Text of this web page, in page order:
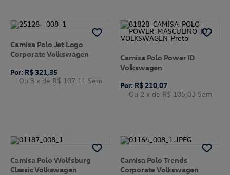
Camisa Polo Jet Logo
Corporate Volkswagen
Por: R$ 321,35
Ou 3 x de R$ 107,11 Sem
Juros
Camisa Polo Power ID
Volkswagen
Por: R$ 210,07
Ou 2 x de R$ 105,03 Sem
Juros
Camisa Polo Wolfsburg
Classic Volkswagen
Camisa Polo Trends
Corporate Volkswagen